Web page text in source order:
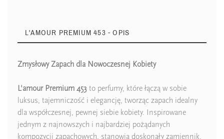
L'AMOUR PREMIUM 453 - OPIS
Zmysłowy Zapach dla Nowoczesnej Kobiety
L'amour Premium 453 to perfumy, które łączą w sobie
luksus, tajemniczość i elegancję, tworząc zapach idealny
dla współczesnej, pewnej siebie kobiety. Inspirowane
jednym z najnowszych i najbardziej pożądanych
kompozycji zapachowych, stanowią doskonały zamiennik,
Zaperfumowanie 22%
Ean13 5906826253109